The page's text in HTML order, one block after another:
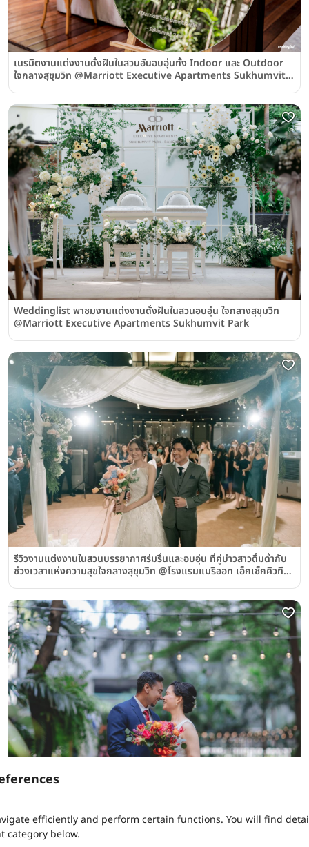
efficiently and perform certain functions. You will find
category below.
เนรมิตงานแต่งงานดั่งฝันในสวนอันอบอุ่นทั้ง Indoor และ Outdoor
ใจกลางสุขุมวิท @Marriott Executive Apartments Sukhumvit
Weddinglist พาชมงานแต่งงานดั่งฝันในสวนอบอุ่น ใจกลางสุขุมวิท
@Marriott Executive Apartments Sukhumvit Park
รีวิวงานแต่งงานในสวนบรรยากาศร่มรื่นและอบอุ่น ที่คู่บ่าวสาวดื่มด่ำกับ
ช่วงเวลาแห่งความสุขใจกลางสุขุมวิท @โรงแรมแมริออท เอ็กเซ็กคิวทีฟ
ใจกลางเมือง@Marriott Executive Apartments Sukhumvit
Park